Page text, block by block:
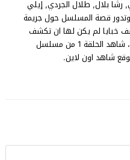
رشا بلال, طلال الجردي, إيلي
قصة المسلسل حول جريمة
خبايا لم يكن لها ان تكشف
يتورط فيها اناس يحملون خطو حمراء، شاهد الحلقة 1 من مسلسل
شاهد اون لاين.